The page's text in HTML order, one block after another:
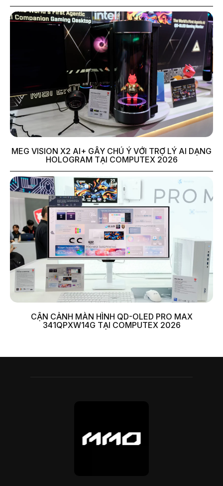
MEG VISION X2 AI+ GÂY CHÚ Ý VỚI TRỢ LÝ AI DẠNG
HOLOGRAM TẠI COMPUTEX 2026
CẬN CẢNH MÀN HÌNH QD-OLED PRO MAX
341QPXW14G TẠI COMPUTEX 2026